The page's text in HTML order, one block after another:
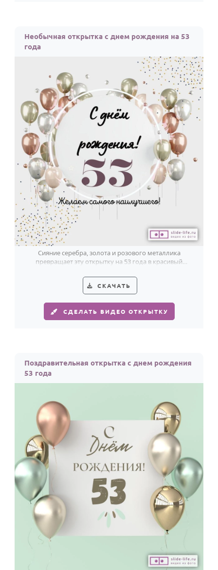
Необычная открытка с днем рождения на 53
года
Сияние серебра, золота и розового металлика
превращает эту открытку на 53 года в красивый
СКАЧАТЬ
СДЕЛАТЬ ВИДЕО ОТКРЫТКУ
Поздравительная открытка с днем рождения
53 года